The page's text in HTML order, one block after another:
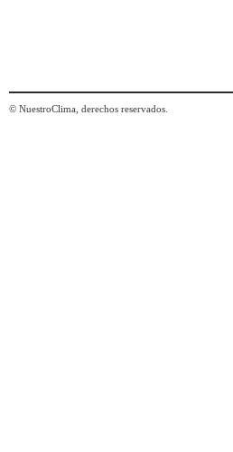
© NuestroClima, derechos reservados.